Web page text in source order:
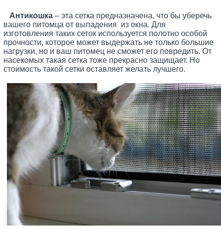
Антикошка – эта сетка предназначена, что бы уберечь
вашего питомца от выпадения из окна. Для
изготовления таких сеток используется полотно особой
прочности, которое может выдержать не только большие
нагрузки, но и ваш питомец не сможет его повредить. От
насекомых такая сетка тоже прекрасно защищает. Но
стоимость такой сетки оставляет желать лучшего.